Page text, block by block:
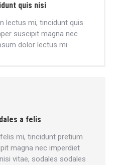
quis nisi
lectus mi, tincidunt quis
suscipit magna nec
dolor lectus mi.
a felis
mi, tincidunt pretium
magna nec imperdiet
vitae, sodales sodales